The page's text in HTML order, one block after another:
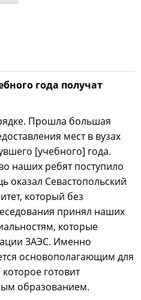
года получат
Прошла большая
мест в вузах
[учебного] года.
наших ребят поступило
оказал Севастопольский
который без
принял наших
которые
ЗАЭС. Именно
основополагающим для
готовит
образованием.